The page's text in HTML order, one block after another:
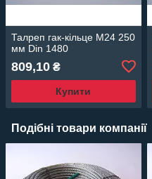
Талреп гак-кільце М24 250
мм Din 1480
809,10 ₴
Купити
Подібні товари компанії